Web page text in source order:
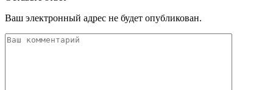
Ваш электронный адрес не будет опубликован.